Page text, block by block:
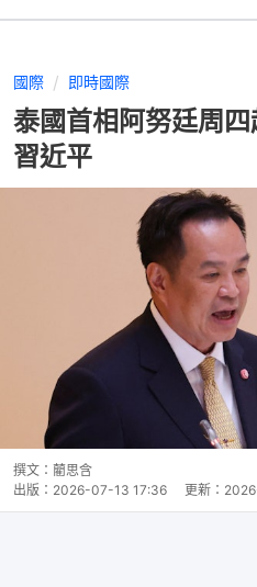
國際 即時國際
泰國首相阿努廷周
習近平
撰文： 藺思含
出版： 2026-07-13 17:36 更新：